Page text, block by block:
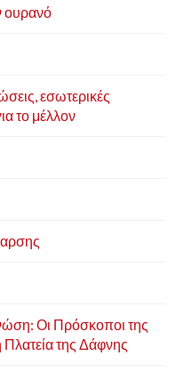
ουρανό
εσωτερικές
το μέλλον
Οι Πρόσκοποι της
Πλατεία της Δάφνης